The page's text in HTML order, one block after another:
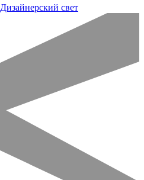
Дизайнерский свет